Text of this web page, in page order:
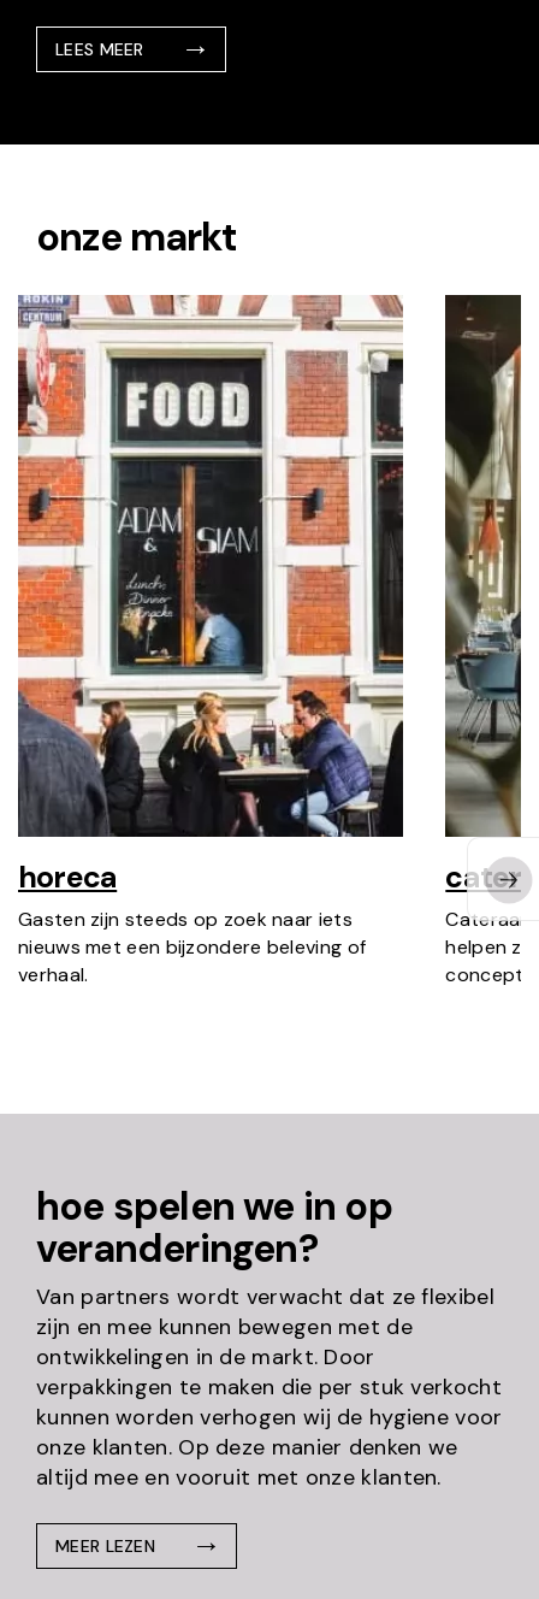
LEES MEER
onze markt
horeca
Gasten zijn steeds op zoek naar iets
nieuws met een bijzondere beleving of
verhaal.
helpen
hoe spelen we in op
veranderingen?
Van partners wordt verwacht dat ze flexibel
zijn en mee kunnen bewegen met de
ontwikkelingen in de markt. Door
verpakkingen te maken die per stuk verkocht
kunnen worden verhogen wij de hygiene voor
onze klanten. Op deze manier denken we
altijd mee en vooruit met onze klanten.
MEER LEZEN